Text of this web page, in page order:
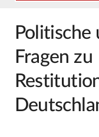
Politische
Fragen zu